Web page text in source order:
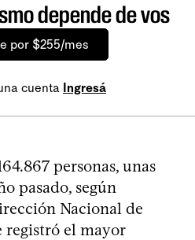
depende de vos
por $255/mes
cuenta Ingresá
personas, unas
pasado, según
Nacional de
registró el mayor